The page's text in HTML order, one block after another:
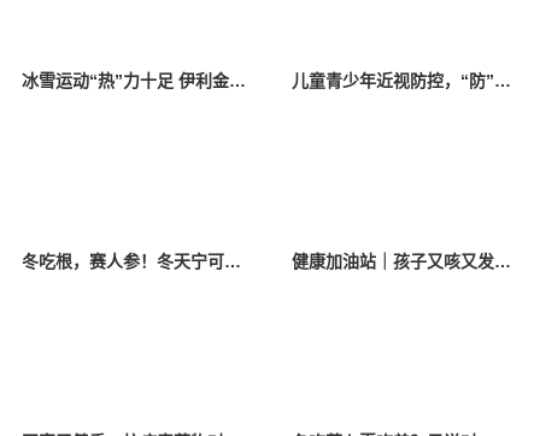
冰雪运动“热”力十足 伊利金领冠带萌宝嗨玩“冰雪四城”闹新春 儿童青少年近视防控，“防”的到底是什么？
冬吃根，赛人参！冬天宁可不吃肉，也别错过这些 “根菜王” 健康加油站｜孩子又咳又发烧？可能中招这个病